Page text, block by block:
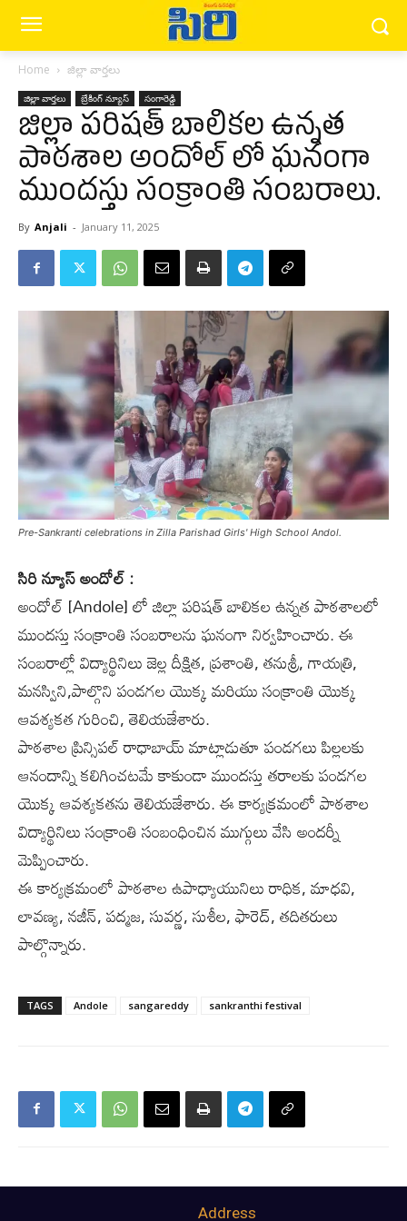
Home జిల్లా వార్త‌లు
జిల్లా వార్త‌లు బ్రేకింగ్ న్యూస్‌ సంగారెడ్డి
జిల్లా పరిషత్ బాలికల ఉన్నత
పాఠశాల అందోల్ లో ఘనంగా
ముందస్తు సంక్రాంతి సంబరాలు.
By Anjali - January 11, 2025
Pre-Sankranti celebrations in Zilla Parishad Girls' High School Andol.
సిరి న్యూస్ అందోల్ :
అందోల్ [Andole]లో జిల్లా పరిషత్ బాలికల ఉన్నత పాఠశాలలో
ముందస్తు సంక్రాంతి సంబరాలను ఘనంగా నిర్వహించారు. ఈ
సంబరాల్లో విద్యార్థినిలు జెల్ల దీక్షిత, ప్రశాంతి, తనుశ్రీ, గాయత్రి,
మనస్విని,పాల్గొని పండగల యొక్క మరియు సంక్రాంతి యొక్క
ఆవశ్యకత గురించి, తెలియజేశారు.
పాఠశాల ప్రిన్సిపల్ రాధాబాయ్ మాట్లాడుతూ పండగలు పిల్లలకు
ఆనందాన్ని కలిగించటమే కాకుండా ముందస్తు తరాలకు పండగల
యొక్క ఆవశ్యకతను తెలియజేశారు. ఈ కార్యక్రమంలో పాఠశాల
విద్యార్థినిలు సంక్రాంతి సంబంధించిన ముగ్గులు వేసి అందర్నీ
మెప్పించారు.
ఈ కార్యక్రమంలో పాఠశాల ఉపాధ్యాయునిలు రాధిక, మాధవి,
లావణ్య, నజీన్, పద్మజ, సువర్ణ, సుశీల, ఫారెద్, తదితరులు
పాల్గొన్నారు.
TAGS Andole sangareddy sankranthi festival
Address